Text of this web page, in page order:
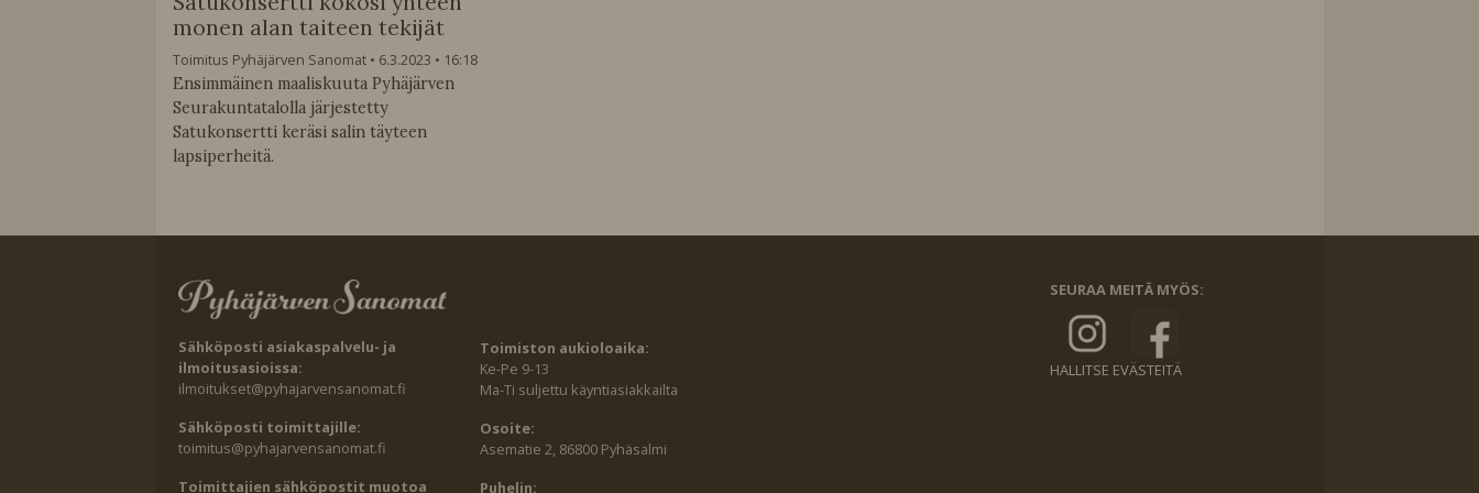
monen alan taiteen tekijät
Toimitus Pyhäjärven Sanomat 6.3.2023
16:18
Ensimmäinen maaliskuuta Pyhäjärven
Seurakuntatalolla järjestetty
Satukonsertti keräsi salin täyteen
lapsiperheitä.
Sähköposti asiakaspalvelu- ja
ilmoitusasioissa:
ilmoitukset@pyhajarvensanomat.fi
Sähköposti toimittajille:
toimitus@pyhajarvensanomat.fi
Toimittajien sähköpostit muotoa
Toimiston aukioloaika:
Ke-Pe 9-13
Ma-Ti suljettu käyntiasiakkailta
Osoite:
Asematie 2, 86800 Pyhäsalmi
Puhelin:
SEURAA MEITÄ MYÖS:
HALLITSE EVÄSTEITÄ